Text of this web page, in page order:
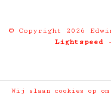
© Copyright 2026
Lightspeed-
Wij slaan cookies op